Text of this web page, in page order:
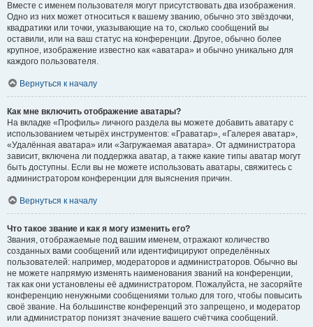
Вместе с именем пользователя могут присутствовать два изображения.
Одно из них может относиться к вашему званию, обычно это звёздочки,
квадратики или точки, указывающие на то, сколько сообщений вы
оставили, или на ваш статус на конференции. Другое, обычно более
крупное, изображение известно как «аватара» и обычно уникально для
каждого пользователя.
Вернуться к началу
Как мне включить отображение аватары?
На вкладке «Профиль» личного раздела вы можете добавить аватару с
использованием четырёх инструментов: «Граватар», «Галерея аватар»,
«Удалённая аватара» или «Загружаемая аватара». От администратора
зависит, включена ли поддержка аватар, а также какие типы аватар могут
быть доступны. Если вы не можете использовать аватары, свяжитесь с
администратором конференции для выяснения причин.
Вернуться к началу
Что такое звание и как я могу изменить его?
Звания, отображаемые под вашим именем, отражают количество
созданных вами сообщений или идентифицируют определённых
пользователей: например, модераторов и администраторов. Обычно вы
не можете напрямую изменять наименования званий на конференции,
так как они установлены её администратором. Пожалуйста, не засоряйте
конференцию ненужными сообщениями только для того, чтобы повысить
своё звание. На большинстве конференций это запрещено, и модератор
или администратор понизят значение вашего счётчика сообщений.